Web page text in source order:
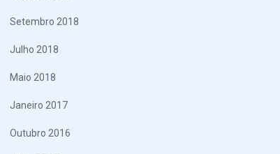
Setembro 2018
Julho 2018
Maio 2018
Janeiro 2017
Outubro 2016